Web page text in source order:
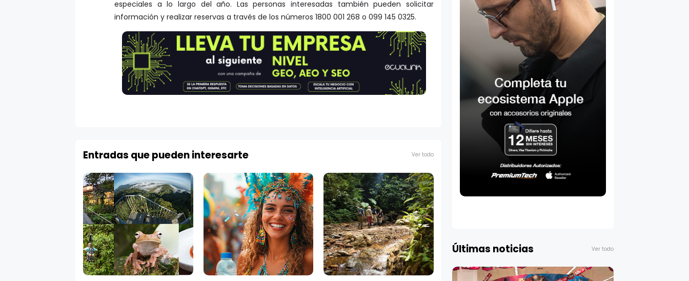
especiales a lo largo del año. Las personas interesadas también pueden solicitar
información y realizar reservas a través de los números 1800 001 268 o 099 145 0325.
Entradas que pueden interesarte Ver todo
Últimas noticias Ver todo